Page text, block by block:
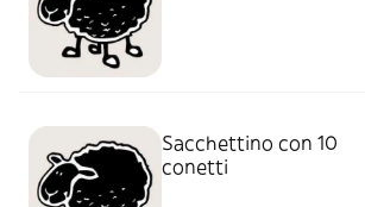
Sacchettino con 10
conetti